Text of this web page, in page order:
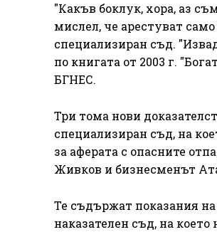
"Какъв боклук, хора, аз
мислел, че арестуват
специализиран съд.
по книгата от 2003 г.
БГНЕС.
Три тома нови
специализиран съд, на
за аферата с опасните
Живков и бизнесменът
Те съдържат показания
наказателен съд, на